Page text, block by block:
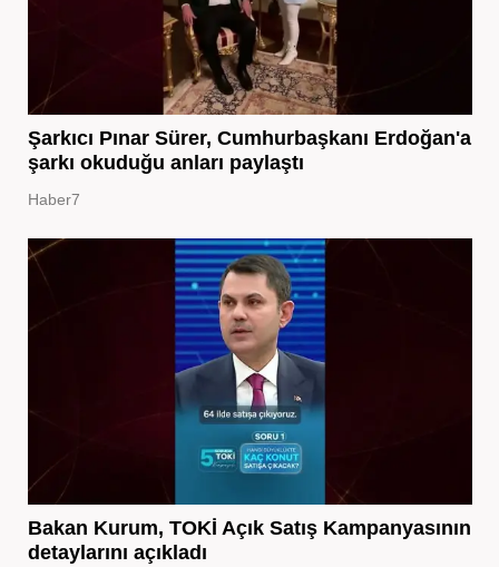
Şarkıcı Pınar Sürer, Cumhurbaşkanı Erdoğan'a
şarkı okuduğu anları paylaştı
Haber7
Bakan Kurum, TOKİ Açık Satış Kampanyasının
detaylarını açıkladı